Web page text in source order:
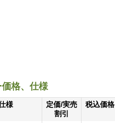
格、仕様
様
定価/実売
割引
税込価格